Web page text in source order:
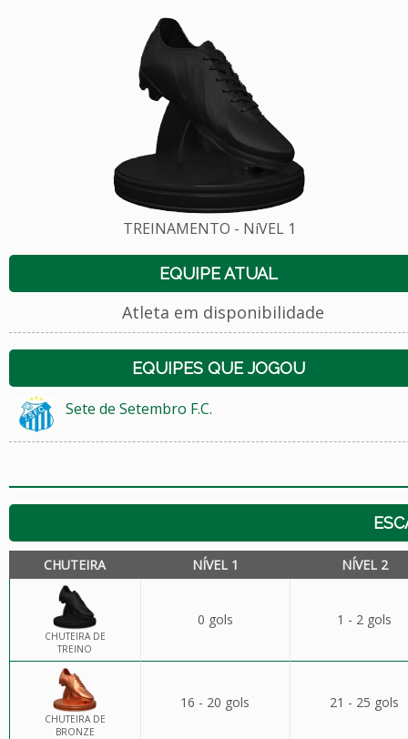
TREINAMENTO - NíVEL 1
EQUIPE ATUAL
Atleta em disponibilidade
EQUIPES QUE JOGOU
Sete de Setembro F.C.
CHUTEIRA NÍVEL 1 NÍVEL 2
CHUTEIRA DE
TREINO
0 gols 1 - 2 gols
CHUTEIRA DE
BRONZE
16 - 20 gols 21 - 25 gols